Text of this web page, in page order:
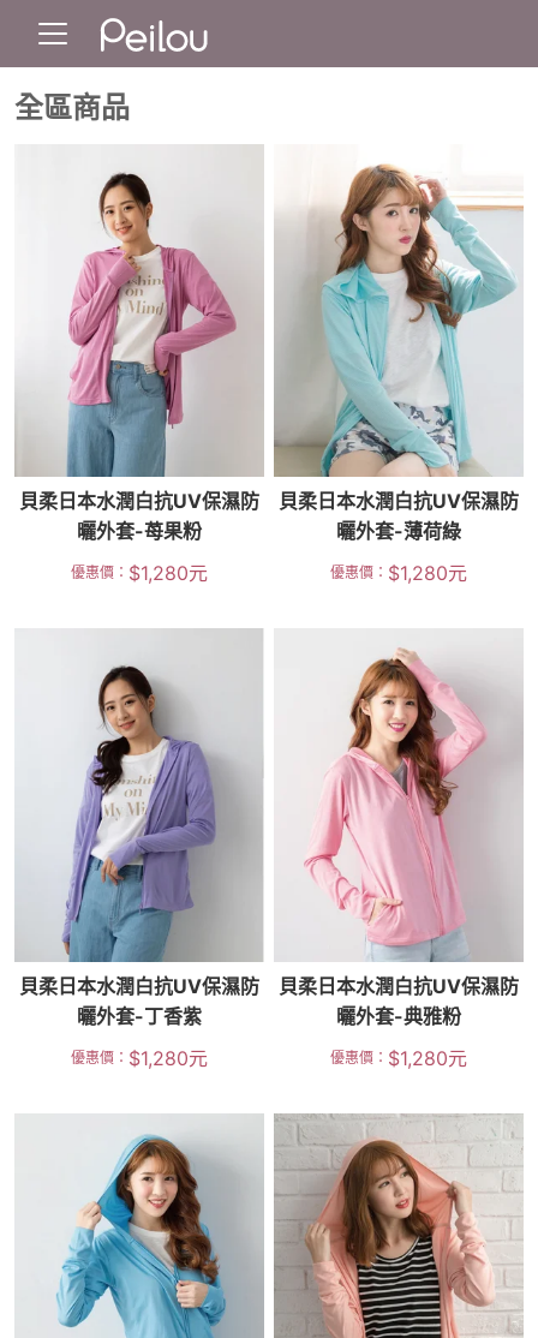
全區商品
貝柔日本水潤白抗UV保濕防
曬外套-苺果粉
優惠價： $1,280元
貝柔日本水潤白抗UV保濕防
曬外套-薄荷綠
優惠價： $1,280元
貝柔日本水潤白抗UV保濕防
曬外套-丁香紫
優惠價： $1,280元
貝柔日本水潤白抗UV保濕防
曬外套-典雅粉
優惠價： $1,280元